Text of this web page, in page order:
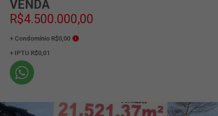
VENDA
R$4.500.000,00
+ Condomínio R$0,00 i
+ IPTU R$0,01